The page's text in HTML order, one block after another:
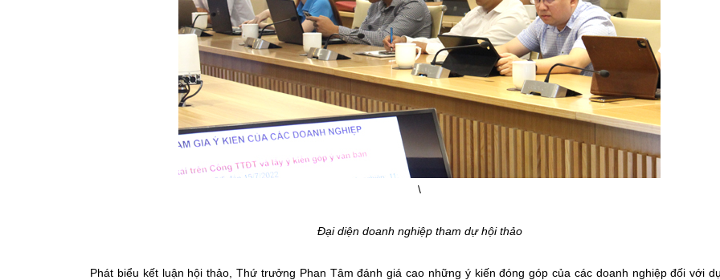
\
Đại diện doanh nghiệp tham dự hội thảo
Phát biểu kết luận hội thảo, Thứ trưởng Phan Tâm đánh giá cao những ý kiến đóng góp của các doanh nghiệp đối với